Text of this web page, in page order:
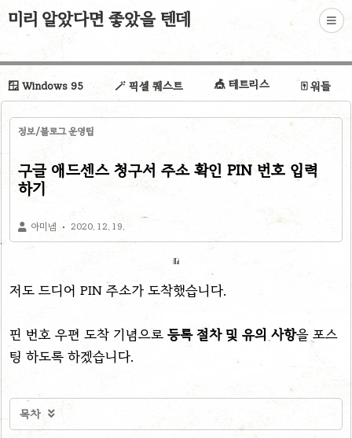
미리 알았다면 좋았을 텐데
🪟 Windows 95 🪄 픽셀 퀘스트 🎪 테트리스 🀄 워들
정보/블로그 운영팁
구글 애드센스 청구서 주소 확인 PIN 번호 입력
하기
아미넴 2020. 12. 19.
저도 드디어 PIN 주소가 도착했습니다.
핀 번호 우편 도착 기념으로 등록 절차 및 유의 사항을 포스
팅 하도록 하겠습니다.
목차 